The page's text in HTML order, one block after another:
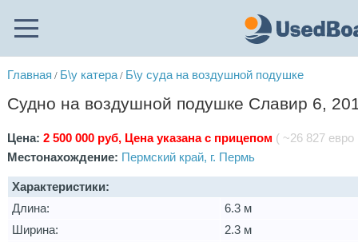
Главная / Б\у катера/ Б\у суда на воздушной подушке
Судно на воздушной подушке Славир 6,
Цена:2 500 000 руб, Цена указана с прицепом ( ~26 827 евро
Местонахождение: Пермский край, г. Пермь
Характеристики:
Длина:
6.3 м
Ширина:
2.3 м